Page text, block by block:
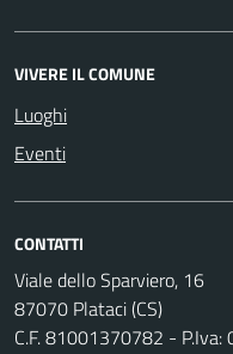
VIVERE IL COMUNE
Luoghi
Eventi
CONTATTI
Viale dello Sparviero, 16
87070 Plataci (CS)
C.F. 81001370782 -